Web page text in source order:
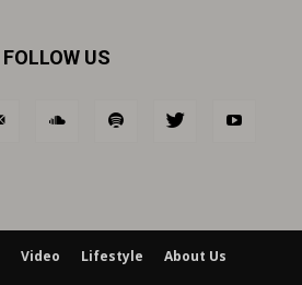
FOLLOW US
Video Lifestyle About Us